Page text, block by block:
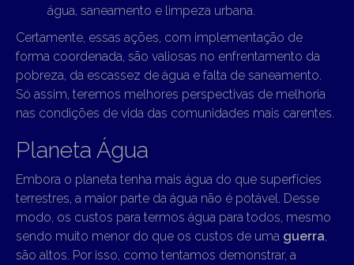
água, saneamento e limpeza urbana.
Certamente, essas ações, com implementação de
forma coordenada, são valiosas no enfrentamento da
pobreza, da escassez de água e falta de saneamento.
Só assim, teremos melhores perspectivas de melhoria
nas condições de vida das comunidades mais carentes.
Planeta Água
Embora o planeta tenha mais água do que superfícies
terrestres, a maior parte da água não é potável. Desse
modo, os custos para termos água para todos, mesmo
sendo muito menor do que os custos de uma guerra,
são altos. Por isso, como tentamos demonstrar, a